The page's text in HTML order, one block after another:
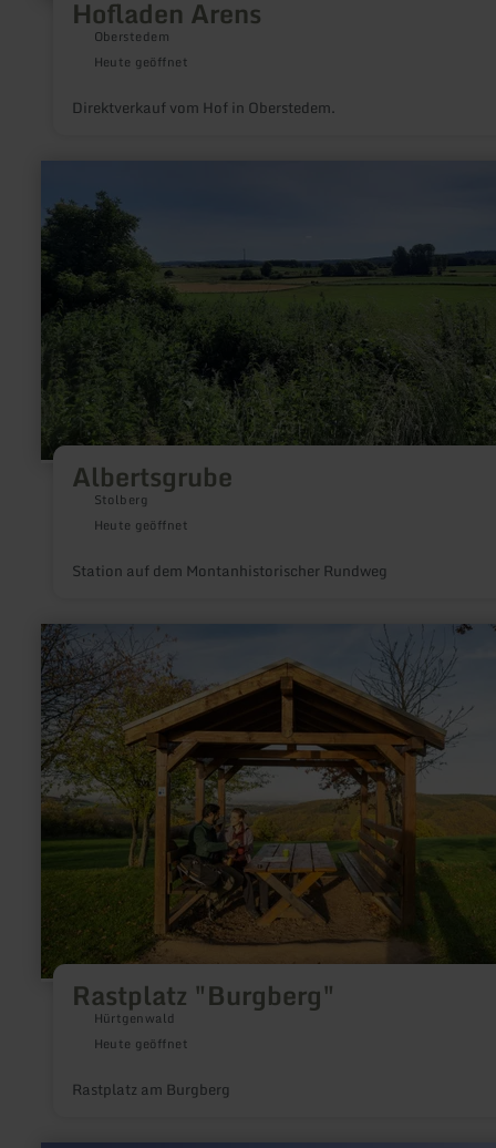
Hofladen Arens
Oberstedem
Heute geöffnet
Direktverkauf vom Hof in Oberstedem.
Albertsgrube
Stolberg
Heute geöffnet
Station auf dem Montanhistorischer Rundweg
zu:
Albertsgrube
Rastplatz "Burgberg"
Hürtgenwald
Heute geöffnet
Rastplatz am Burgberg
mehr
erfahren
zu:
Rastplatz
"Burgberg"